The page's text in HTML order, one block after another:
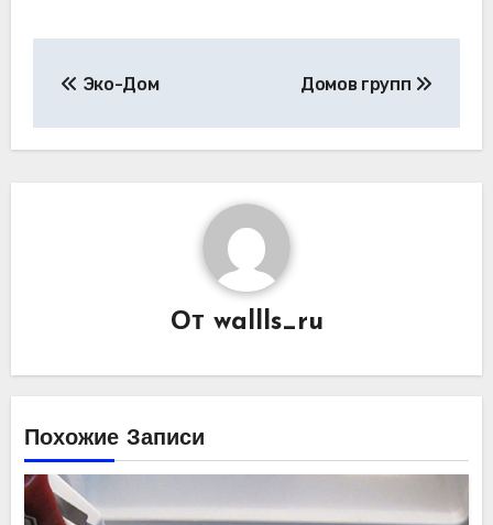
записям
Эко-Дом Домов групп
От wallls_ru
Похожие Записи